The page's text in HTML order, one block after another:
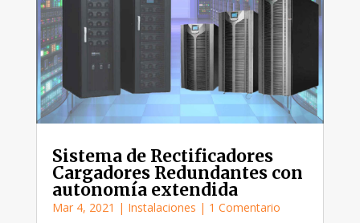
Sistema de Rectificadores
Cargadores Redundantes con
autonomía extendida
Mar 4, 2021 | Instalaciones | 1 Comentario